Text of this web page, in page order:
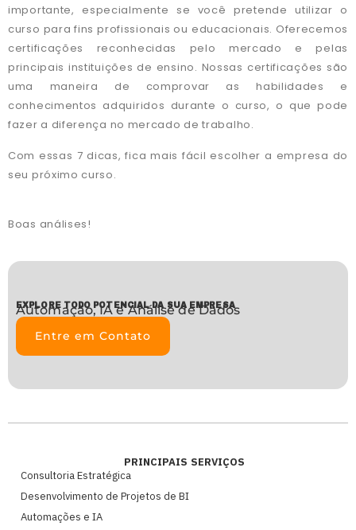
importante, especialmente se você pretende utilizar o
curso para fins profissionais ou educacionais. Oferecemos
certificações reconhecidas pelo mercado e pelas
principais instituições de ensino. Nossas certificações são
uma maneira de comprovar as habilidades e
conhecimentos adquiridos durante o curso, o que pode
fazer a diferença no mercado de trabalho.
Com essas 7 dicas, fica mais fácil escolher a empresa do
seu próximo curso.
Boas análises!
EXPLORE TODO POTENCIAL DA SUA EMPRESA
Automação, IA e Análise de Dados
Entre em Contato
PRINCIPAIS SERVIÇOS
Consultoria Estratégica
Desenvolvimento de Projetos de BI
Automações e IA